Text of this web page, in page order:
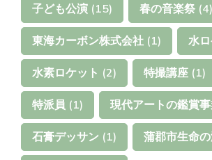
子ども公演 (15) 春の音楽祭 (4)
東海カーボン株式会社 (1) 水
水素ロケット (2) 特撮講座 (1)
特派員 (1) 現代アートの鑑賞
石膏デッサン (1) 蒲郡市生命